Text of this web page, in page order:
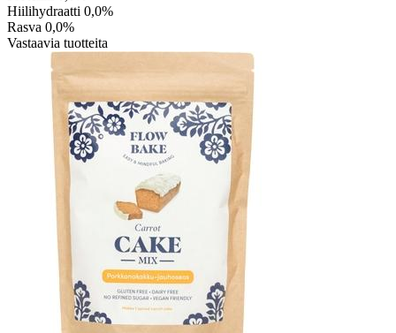
Hiilihydraatti 0,0%
Rasva 0,0%
Vastaavia tuotteita